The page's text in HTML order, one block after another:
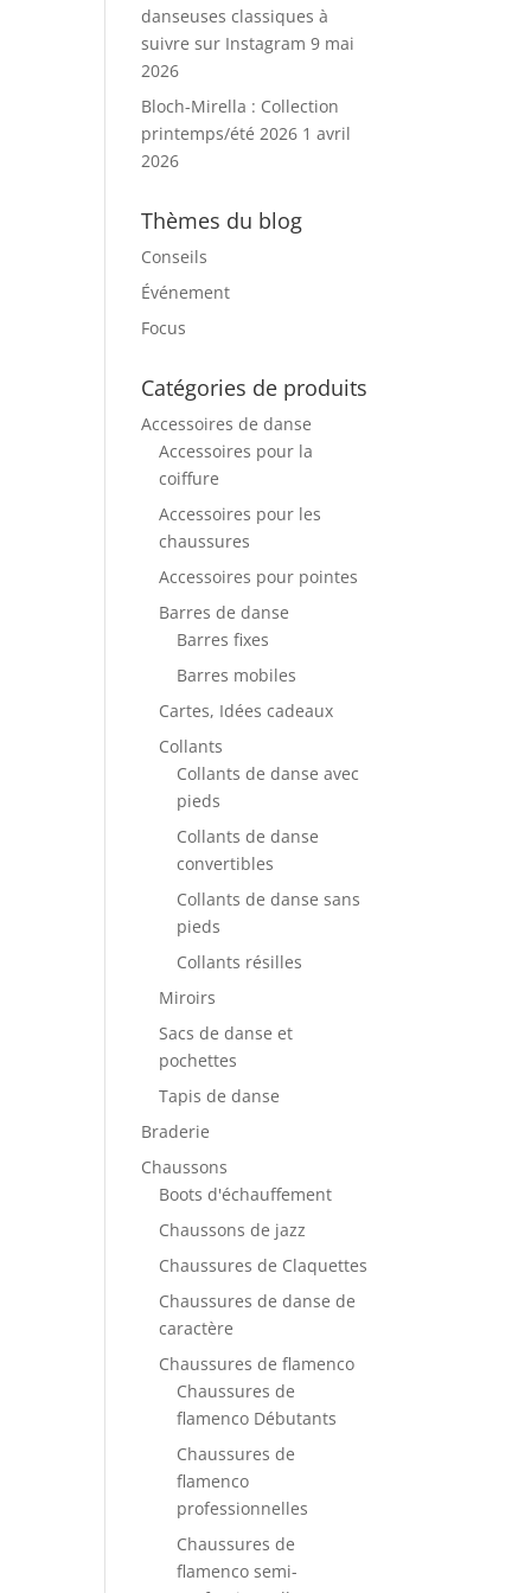
danseuses classiques à
suivre sur Instagram 9 mai
2026
Bloch-Mirella : Collection
printemps/été 2026 1 avril
2026
Thèmes du blog
Conseils
Événement
Focus
Catégories de produits
Accessoires de danse
Accessoires pour la
coiffure
Accessoires pour les
chaussures
Accessoires pour pointes
Barres de danse
Barres fixes
Barres mobiles
Cartes, Idées cadeaux
Collants
Collants de danse avec
pieds
Collants de danse
convertibles
Collants de danse sans
pieds
Collants résilles
Miroirs
Sacs de danse et
pochettes
Tapis de danse
Braderie
Chaussons
Boots d'échauffement
Chaussons de jazz
Chaussures de Claquettes
Chaussures de danse de
caractère
Chaussures de flamenco
Chaussures de
flamenco Débutants
Chaussures de
flamenco
professionnelles
Chaussures de
flamenco semi-